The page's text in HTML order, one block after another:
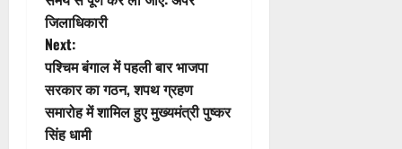
o
n
s
t
n
a
जिलाधिकारी
Next:
पश्चिम बंगाल में पहली बार भाजपा
सरकार का गठन, शपथ ग्रहण
समारोह में शामिल हुए मुख्यमंत्री पुष्कर
सिंह धामी